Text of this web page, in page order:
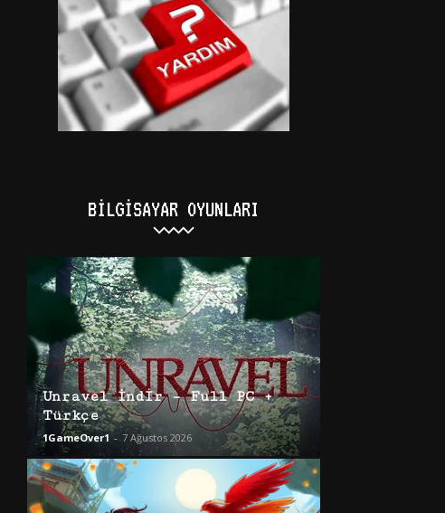
BILGISAYAR OYUNLARI
Unravel İndir – Full PC +
Türkçe
1GameOver1 - 7 Ağustos 2026